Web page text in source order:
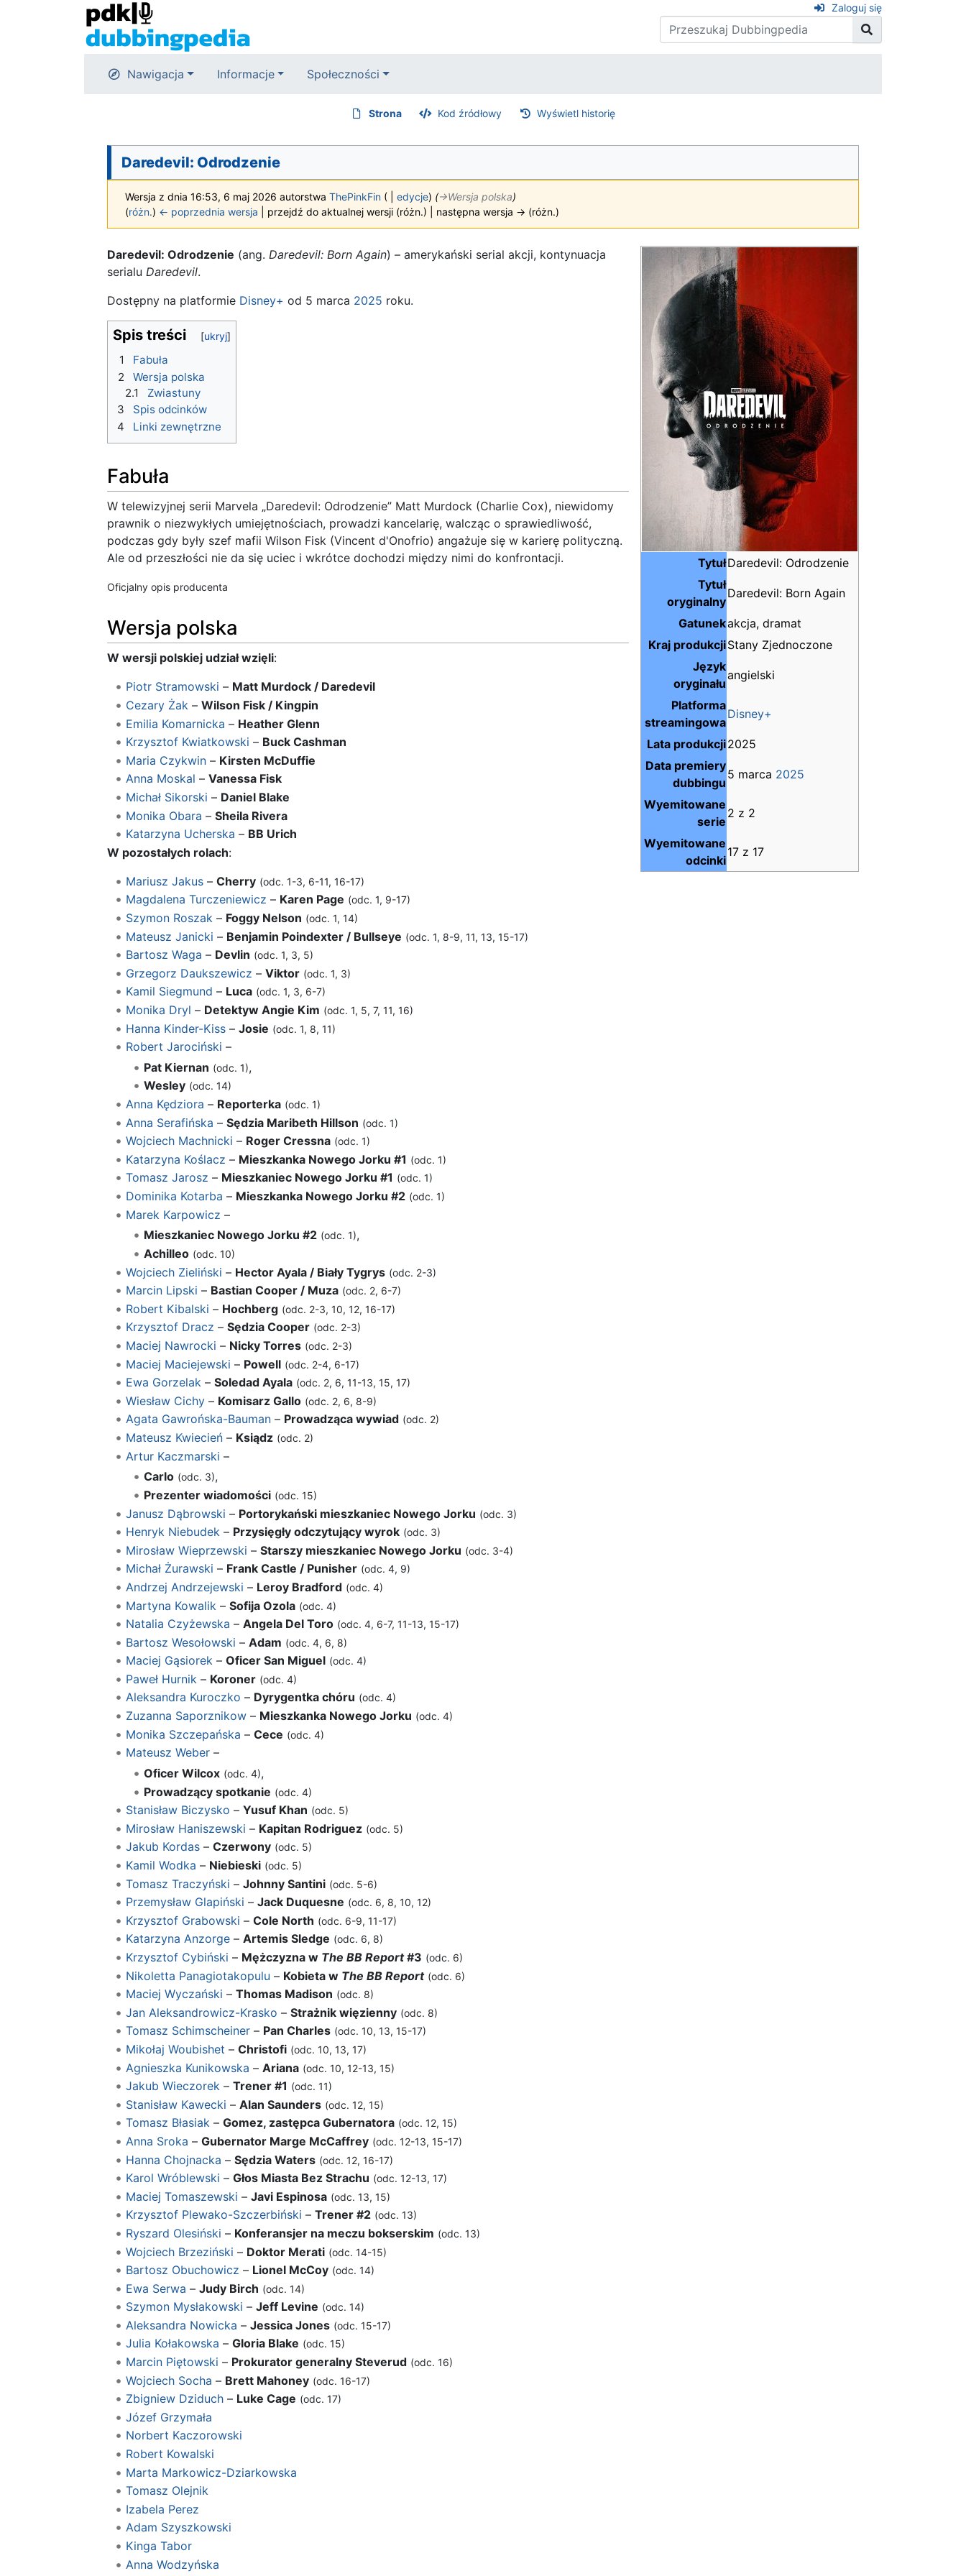
Zaloguj się
Nawigacja Informacje Społeczności
Strona Kod źródłowy Wyświetl historię
Daredevil: Odrodzenie
Wersja z dnia 16:53, 6 maj 2026 autorstwa ThePinkFin ( edycje) (→‎Wersja polska)
(różn.) ← poprzednia wersja | przejdź do aktualnej wersji (różn.) | następna wersja → (różn.)
TytułDaredevil: Odrodzenie
Tytuł
oryginalny
Daredevil: Born Again
Gatunekakcja, dramat
Kraj produkcjiStany Zjednoczone
Język
oryginału
angielski
Platforma
streamingowa
Disney+
Lata produkcji2025
Data premiery
dubbingu
5 marca 2025
Wyemitowane
serie
2 z 2
Wyemitowane
odcinki
17 z 17
Daredevil: Odrodzenie (ang. Daredevil: Born Again) – amerykański serial akcji, kontynuacja
serialu Daredevil.
Dostępny na platformie Disney+ od 5 marca 2025 roku.
Spis treści
1
Fabuła
2
Wersja polska
2.1
Zwiastuny
3
Spis odcinków
4
Linki zewnętrzne
Fabuła
W telewizyjnej serii Marvela „Daredevil: Odrodzenie” Matt Murdock (Charlie Cox), niewidomy
prawnik o niezwykłych umiejętnościach, prowadzi kancelarię, walcząc o sprawiedliwość,
podczas gdy były szef mafii Wilson Fisk (Vincent d'Onofrio) angażuje się w karierę polityczną.
Ale od przeszłości nie da się uciec i wkrótce dochodzi między nimi do konfrontacji.
Oficjalny opis producenta
Wersja polska
W wersji polskiej udział wzięli:
Piotr Stramowski – Matt Murdock / Daredevil
Cezary Żak– Wilson Fisk / Kingpin
Emilia Komarnicka – Heather Glenn
Krzysztof Kwiatkowski – Buck Cashman
Maria Czykwin– Kirsten McDuffie
Anna Moskal – Vanessa Fisk
Michał Sikorski – Daniel Blake
Monika Obara – Sheila Rivera
Katarzyna Ucherska – BB Urich
W pozostałych rolach:
Mariusz Jakus– Cherry (odc. 1-3, 6-11, 16-17)
Magdalena Turczeniewicz – Karen Page (odc. 1, 9-17)
Szymon Roszak – Foggy Nelson (odc. 1, 14)
Mateusz Janicki – Benjamin Poindexter / Bullseye (odc. 1, 8-9, 11, 13, 15-17)
Bartosz Waga – Devlin (odc. 1, 3, 5)
Grzegorz Daukszewicz – Viktor (odc. 1, 3)
Kamil Siegmund – Luca (odc. 1, 3, 6-7)
Monika Dryl – Detektyw Angie Kim (odc. 1, 5, 7, 11, 16)
Hanna Kinder-Kiss– Josie (odc. 1, 8, 11)
Robert Jarociński –
Pat Kiernan (odc. 1),
Wesley (odc. 14)
Anna Kędziora – Reporterka (odc. 1)
Anna Serafińska – Sędzia Maribeth Hillson (odc. 1)
Wojciech Machnicki – Roger Cressna (odc. 1)
Katarzyna Koślacz – Mieszkanka Nowego Jorku #1 (odc. 1)
Tomasz Jarosz – Mieszkaniec Nowego Jorku #1 (odc. 1)
Dominika Kotarba – Mieszkanka Nowego Jorku #2 (odc. 1)
Marek Karpowicz –
Mieszkaniec Nowego Jorku #2 (odc. 1),
Achilleo (odc. 10)
Wojciech Zieliński – Hector Ayala / Biały Tygrys (odc. 2-3)
Marcin Lipski – Bastian Cooper / Muza (odc. 2, 6-7)
Robert Kibalski – Hochberg (odc. 2-3, 10, 12, 16-17)
Krzysztof Dracz – Sędzia Cooper (odc. 2-3)
Maciej Nawrocki – Nicky Torres (odc. 2-3)
Maciej Maciejewski – Powell (odc. 2-4, 6-17)
Ewa Gorzelak– Soledad Ayala (odc. 2, 6, 11-13, 15, 17)
Wiesław Cichy– Komisarz Gallo (odc. 2, 6, 8-9)
Agata Gawrońska-Bauman– Prowadząca wywiad (odc. 2)
Mateusz Kwiecień– Ksiądz (odc. 2)
Artur Kaczmarski –
Carlo (odc. 3),
Prezenter wiadomości (odc. 15)
Janusz Dąbrowski – Portorykański mieszkaniec Nowego Jorku (odc. 3)
Henryk Niebudek– Przysięgły odczytujący wyrok (odc. 3)
Mirosław Wieprzewski – Starszy mieszkaniec Nowego Jorku (odc. 3-4)
Michał Żurawski – Frank Castle / Punisher (odc. 4, 9)
Andrzej Andrzejewski – Leroy Bradford (odc. 4)
Martyna Kowalik – Sofija Ozola (odc. 4)
Natalia Czyżewska – Angela Del Toro (odc. 4, 6-7, 11-13, 15-17)
Bartosz Wesołowski – Adam (odc. 4, 6, 8)
Maciej Gąsiorek– Oficer San Miguel (odc. 4)
Paweł Hurnik – Koroner (odc. 4)
Aleksandra Kuroczko – Dyrygentka chóru (odc. 4)
Zuzanna Saporznikow– Mieszkanka Nowego Jorku (odc. 4)
Monika Szczepańska – Cece (odc. 4)
Mateusz Weber–
Oficer Wilcox (odc. 4),
Prowadzący spotkanie (odc. 4)
Stanisław Biczysko – Yusuf Khan (odc. 5)
Mirosław Haniszewski – Kapitan Rodriguez (odc. 5)
Jakub Kordas– Czerwony (odc. 5)
Kamil Wodka – Niebieski (odc. 5)
Tomasz Traczyński – Johnny Santini (odc. 5-6)
Przemysław Glapiński – Jack Duquesne (odc. 6, 8, 10, 12)
Krzysztof Grabowski – Cole North (odc. 6-9, 11-17)
Katarzyna Anzorge– Artemis Sledge (odc. 6, 8)
Krzysztof Cybiński – Mężczyzna w The BB Report#3 (odc. 6)
Nikoletta Panagiotakopulu – Kobieta w The BB Report (odc. 6)
Maciej Wyczański – Thomas Madison (odc. 8)
Jan Aleksandrowicz-Krasko – Strażnik więzienny (odc. 8)
Tomasz Schimscheiner– Pan Charles (odc. 10, 13, 15-17)
Mikołaj Woubishet – Christofi (odc. 10, 13, 17)
Agnieszka Kunikowska – Ariana (odc. 10, 12-13, 15)
Jakub Wieczorek– Trener #1 (odc. 11)
Stanisław Kawecki – Alan Saunders (odc. 12, 15)
Tomasz Błasiak– Gomez, zastępca Gubernatora (odc. 12, 15)
Anna Sroka – Gubernator Marge McCaffrey (odc. 12-13, 15-17)
Hanna Chojnacka – Sędzia Waters (odc. 12, 16-17)
Karol Wróblewski – Głos Miasta Bez Strachu (odc. 12-13, 17)
Maciej Tomaszewski – Javi Espinosa (odc. 13, 15)
Krzysztof Plewako-Szczerbiński – Trener #2 (odc. 13)
Ryszard Olesiński – Konferansjer na meczu bokserskim (odc. 13)
Wojciech Brzeziński – Doktor Merati (odc. 14-15)
Bartosz Obuchowicz – Lionel McCoy (odc. 14)
Ewa Serwa – Judy Birch (odc. 14)
Szymon Mysłakowski – Jeff Levine (odc. 14)
Aleksandra Nowicka – Jessica Jones (odc. 15-17)
Julia Kołakowska – Gloria Blake (odc. 15)
Marcin Piętowski – Prokurator generalny Steverud (odc. 16)
Wojciech Socha – Brett Mahoney (odc. 16-17)
Zbigniew Dziduch– Luke Cage (odc. 17)
Józef Grzymała
Norbert Kaczorowski
Robert Kowalski
Marta Markowicz-Dziarkowska
Tomasz Olejnik
Izabela Perez
Adam Szyszkowski
Kinga Tabor
Anna Wodzyńska